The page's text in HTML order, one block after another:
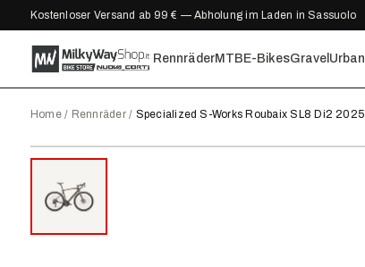
Kostenloser Versand ab 99 € — Abholung im Laden in Sassuolo
RennräderMTB E-BikesGravel Urban
Home/ Rennräder/ Specialized S-Works Roubaix SL8 Di2 2025